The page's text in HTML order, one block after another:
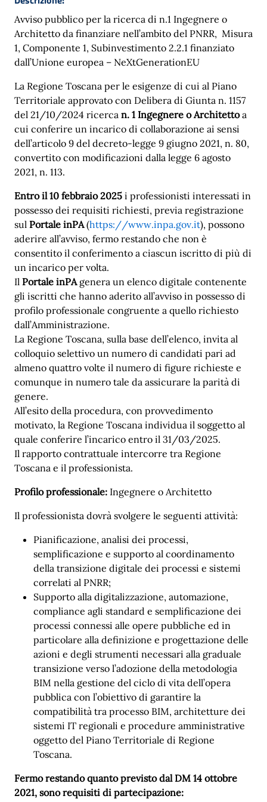
Avviso pubblico per la ricerca di n.1 Ingegnere o
Architetto da finanziare nell’ambito del PNRR, Misura
1, Componente 1, Subinvestimento 2.2.1 finanziato
dall’Unione europea – NeXtGenerationEU
La Regione Toscana per le esigenze di cui al Piano
Territoriale approvato con Delibera di Giunta n. 1157
del 21/10/2024 ricerca n. 1 Ingegnere o Architettoa
cui conferire un incarico di collaborazione ai sensi
dell’articolo 9 del decreto-legge 9 giugno 2021, n. 80,
convertito con modificazioni dalla legge 6 agosto
2021, n. 113.
Entro il 10 febbraio 2025 i professionisti interessati in
possesso dei requisiti richiesti, previa registrazione
sul Portale inPA(https://www.inpa.gov.it), possono
aderire all’avviso, fermo restando che non è
consentito il conferimento a ciascun iscritto di più di
un incarico per volta.
Il Portale inPA genera un elenco digitale contenente
gli iscritti che hanno aderito all’avviso in possesso di
profilo professionale congruente a quello richiesto
dall’Amministrazione.
La Regione Toscana, sulla base dell’elenco, invita al
colloquio selettivo un numero di candidati pari ad
almeno quattro volte il numero di figure richieste e
comunque in numero tale da assicurare la parità di
genere.
All’esito della procedura, con provvedimento
motivato, la Regione Toscana individua il soggetto al
quale conferire l’incarico entro il 31/03/2025.
Il rapporto contrattuale intercorre tra Regione
Toscana e il professionista.
Profilo professionale: Ingegnere o Architetto
Il professionista dovrà svolgere le seguenti attività:
Pianificazione, analisi dei processi,
semplificazione e supporto al coordinamento
della transizione digitale dei processi e sistemi
correlati al PNRR;
Supporto alla digitalizzazione, automazione,
compliance agli standard e semplificazione dei
processi connessi alle opere pubbliche ed in
particolare alla definizione e progettazione delle
azioni e degli strumenti necessari alla graduale
transizione verso l’adozione della metodologia
BIM nella gestione del ciclo di vita dell’opera
pubblica con l’obiettivo di garantire la
compatibilità tra processo BIM, architetture dei
sistemi IT regionali e procedure amministrative
oggetto del Piano Territoriale di Regione
Toscana.
Fermo restando quanto previsto dal DM 14 ottobre
2021, sono requisiti di partecipazione: